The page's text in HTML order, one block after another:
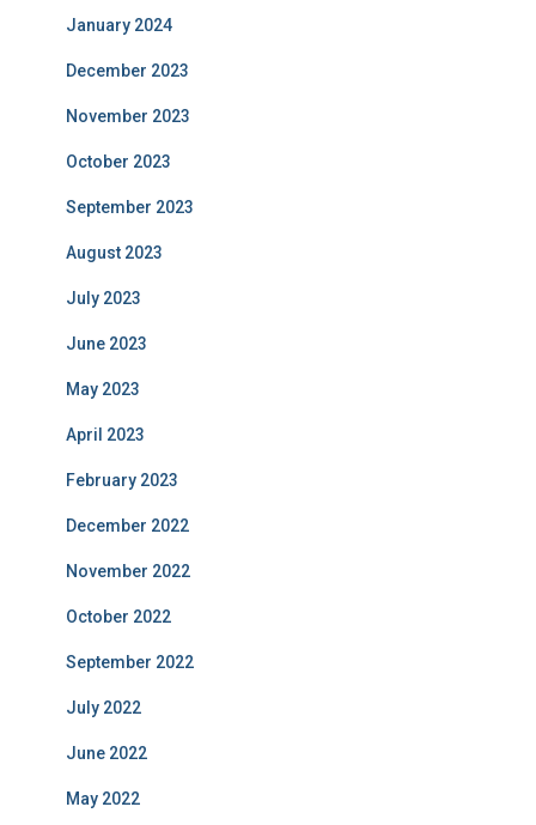
January 2024
December 2023
November 2023
October 2023
September 2023
August 2023
July 2023
June 2023
May 2023
April 2023
February 2023
December 2022
November 2022
October 2022
September 2022
July 2022
June 2022
May 2022